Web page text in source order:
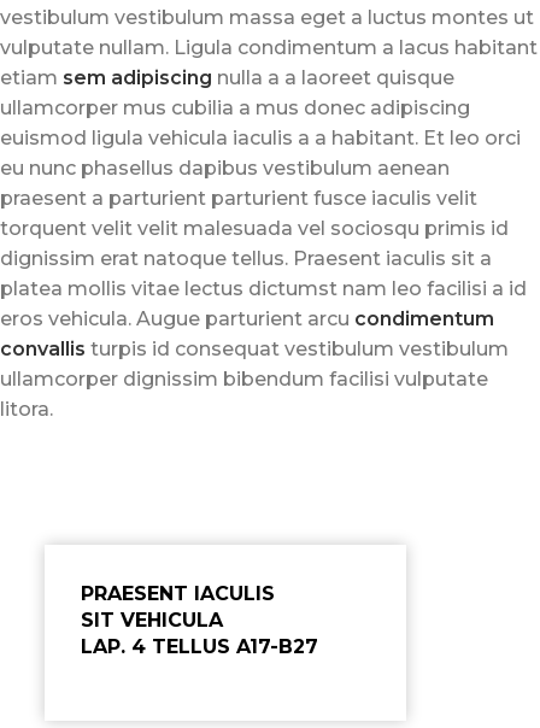
vestibulum vestibulum massa eget a luctus montes ut
vulputate nullam. Ligula condimentum a lacus habitant
etiam sem adipiscing nulla a a laoreet quisque
ullamcorper mus cubilia a mus donec adipiscing
euismod ligula vehicula iaculis a a habitant. Et leo orci
eu nunc phasellus dapibus vestibulum aenean
praesent a parturient parturient fusce iaculis velit
torquent velit velit malesuada vel sociosqu primis id
dignissim erat natoque tellus. Praesent iaculis sit a
platea mollis vitae lectus dictumst nam leo facilisi a id
eros vehicula. Augue parturient arcu condimentum
convallis turpis id consequat vestibulum vestibulum
ullamcorper dignissim bibendum facilisi vulputate
litora.
PRAESENT IACULIS
SIT VEHICULA
LAP. 4 TELLUS A17-B27